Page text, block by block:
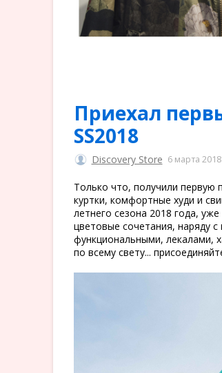
Приехал
SS2018
Discovery Store 6 марта 2018
Только что, получили первую
куртки, комфортные худи и
летнего сезона 2018 года,
цветовые сочетания, наряду
функциональными, лекалами,
по всему свету...